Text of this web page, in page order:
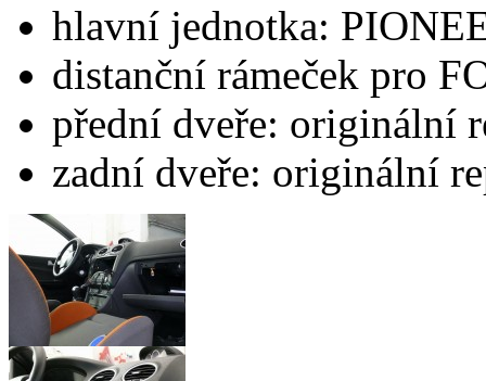
hlavní jednotka:
distanční rámeček pro
přední dveře: originální
zadní dveře: originální